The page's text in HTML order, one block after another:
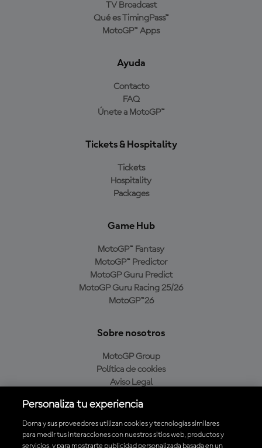
TV Broadcast
Qué es TimingPass™
MotoGP™ Apps
Ayuda
Contacto
FAQ
Únete a MotoGP™
Tickets & Hospitality
Tickets
Hospitality
Packages
Game Hub
MotoGP™ Fantasy
MotoGP™ Predictor
MotoGP Guru Predict
MotoGP Guru Racing 25/26
MotoGP™26
Sobre nosotros
MotoGP Group
Política de cookies
Aviso Legal
Política de compra
Personaliza tu experiencia
Dorna y sus proveedores utilizan cookies y tecnologías similares
para medir tus interacciones con nuestros sitios web, productos y
servicios, y para mostrarte publicidad personalizada basada en un